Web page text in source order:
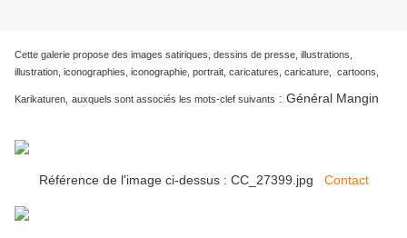
Cette galerie propose des images satiriques, dessins de presse, illustrations,
illustration, iconographies, iconographie, portrait, caricatures, caricature, cartoons,
Karikaturen, auxquels sont associés les mots-clef suivants : Général Mangin
Référence de l'image ci-dessus : CC_27399.jpg Contact